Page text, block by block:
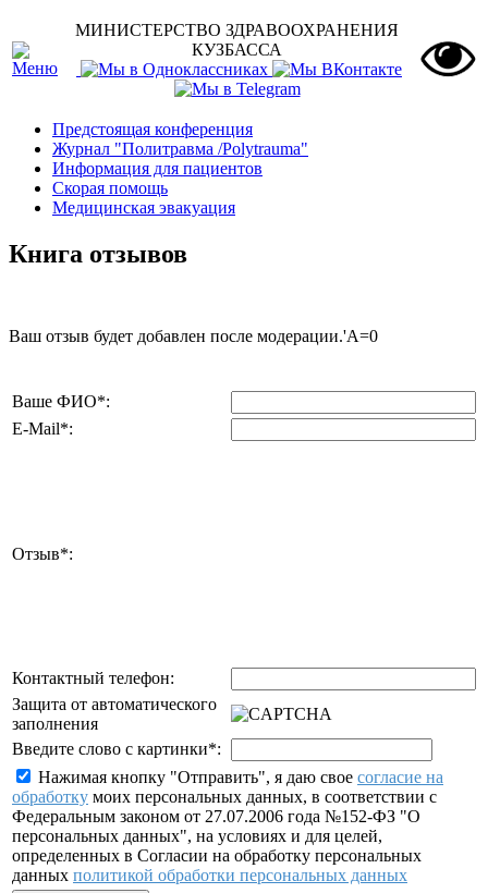
МИНИСТЕРСТВО ЗДРАВООХРАНЕНИЯ
КУЗБАССА
Предстоящая конференция
Журнал "Политравма /Polytrauma"
Информация для пациентов
Скорая помощь
Медицинская эвакуация
Книга отзывов
Ваш отзыв будет добавлен после модерации.'A=0
Ваше ФИО*:
E-Mail*:
Отзыв*:
Контактный телефон:
Защита от автоматического
заполнения
Введите слово с картинки*:
Нажимая кнопку "Отправить", я даю свое согласие на
обработку моих персональных данных, в соответствии с
Федеральным законом от 27.07.2006 года №152-ФЗ "О
персональных данных", на условиях и для целей,
определенных в Согласии на обработку персональных
данных политикой обработки персональных данных